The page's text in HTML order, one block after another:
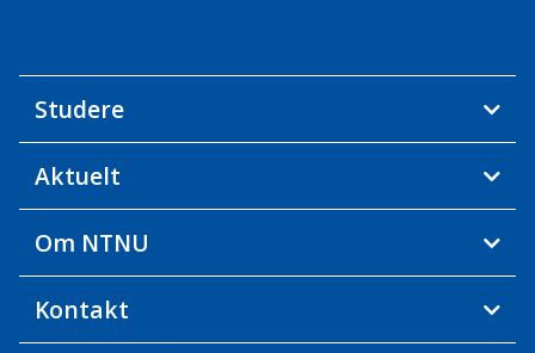
Studere
Aktuelt
Om NTNU
Kontakt